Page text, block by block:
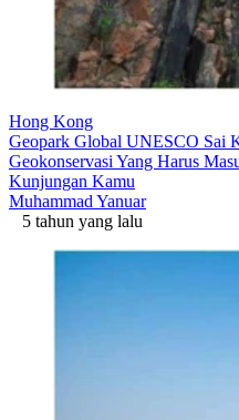
Hong Kong
Geopark Global UNESCO Sai
Geokonservasi Yang Harus
Kunjungan Kamu
Muhammad Yanuar
5 tahun yang lalu